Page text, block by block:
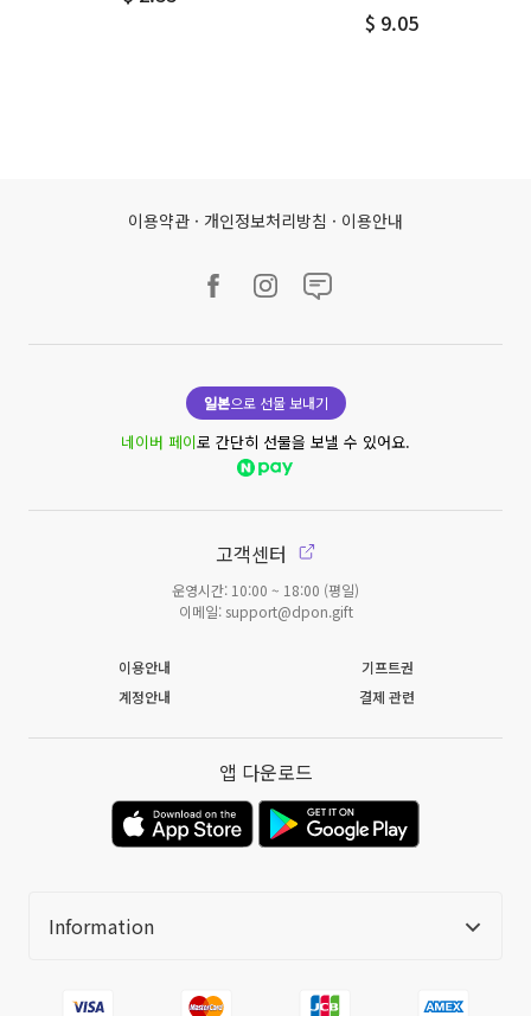
$ 9.05
이용약관 · 개인정보처리방침 · 이용안내
일본으로 선물 보내기
네이버 페이로 간단히 선물을 보낼 수 있어요.
고객센터
운영시간: 10:00 ~ 18:00 (평일)
이메일: support@dpon.gift
이용안내
기프트권
계정안내
결제 관련
앱 다운로드
Information